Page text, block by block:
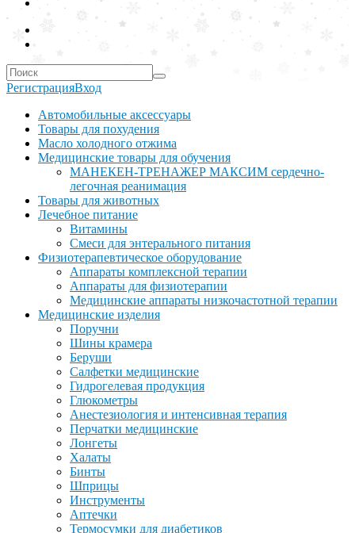
РегистрацияВход
Автомобильные аксессуары
Товары для похудения
Масло холодного отжима
Медицинские товары для обучения
МАНЕКЕН-ТРЕНАЖЕР МАКСИМ сердечно-
легочная реанимация
Товары для животных
Лечебное питание
Витамины
Смеси для энтерального питания
Физиотерапевтическое оборудование
Аппараты комплексной терапии
Аппараты для физиотерапии
Медицинские аппараты низкочастотной терапии
Медицинские изделия
Поручни
Шины крамера
Беруши
Салфетки медицинские
Гидрогелевая продукция
Глюкометры
Анестезиология и интенсивная терапия
Перчатки медицинские
Лонгеты
Халаты
Бинты
Шприцы
Инструменты
Аптечки
Термосумки для диабетиков